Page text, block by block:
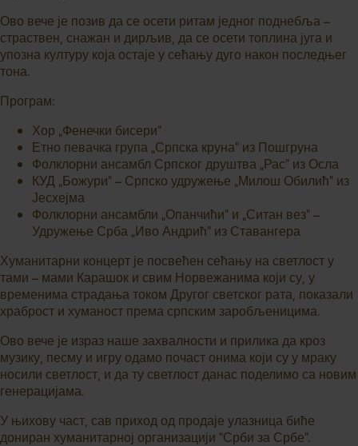
Ово вече је позив да се осети ритам једног поднебља –
страствен, снажан и дирљив, да се осети топлина југа и
упозна културу која остаје у сећању дуго након последњег
тона.
Програм:
Хор „Фенечки бисери“
Етно певачка група „Српска круна“ из Пошгруна
Фолклорни ансамбл Српског друштва „Рас“ из Осла
КУД „Божури“ – Српско удружење „Милош Обилић“ из
Јесхејма
Фолклорни ансамбли „Опанчићи“ и „Ситан вез“ –
Удружење Срба „Иво Андрић“ из Ставангера
Хуманитарни концерт је посвећен сећању на светлост у
тами – мами Карашок и свим Норвежанима који су, у
временима страдања током Другог светског рата, показали
храброст и хуманост према српским заробљеницима.
Ово вече је израз наше захвалности и прилика да кроз
музику, песму и игру одамо почаст онима који су у мраку
носили светлост, и да ту светлост данас поделимо са новим
генерацијама.
У њихову част, сав приход од продаје улазница биће
дониран хуманитарној организацији “Срби за Србе”.